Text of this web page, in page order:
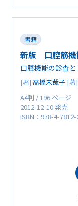
書籍
新版 口腔筋機
口腔機能の診査
[著] 高橋未哉子 [著]
A4判 / 196 ページ
2012-12-10 発売
ISBN：978-4-